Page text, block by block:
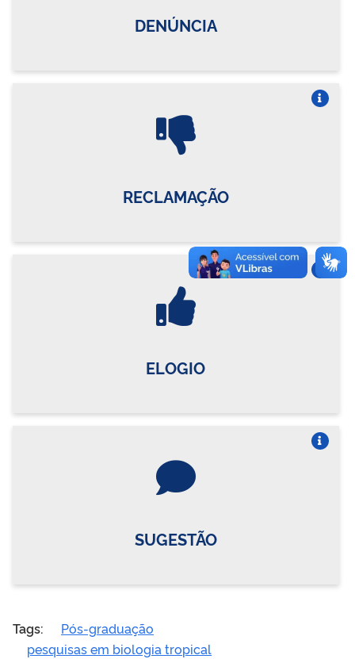
DENÚNCIA
RECLAMAÇÃO
ELOGIO
SUGESTÃO
Tags:
Pós-graduação
pesquisas em biologia tropical